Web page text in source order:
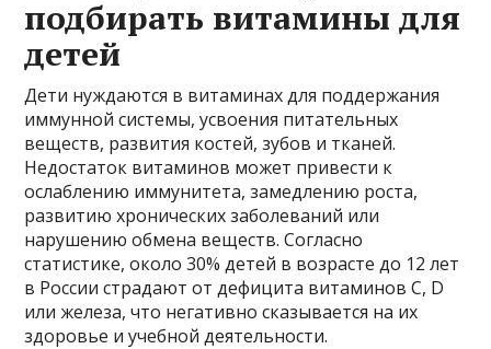
подбирать витамины для
детей
Дети нуждаются в витаминах для поддержания
иммунной системы, усвоения питательных
веществ, развития костей, зубов и тканей.
Недостаток витаминов может привести к
ослаблению иммунитета, замедлению роста,
развитию хронических заболеваний или
нарушению обмена веществ. Согласно
статистике, около 30% детей в возрасте до 12 лет
в России страдают от дефицита витаминов С, D
или железа, что негативно сказывается на их
здоровье и учебной деятельности.